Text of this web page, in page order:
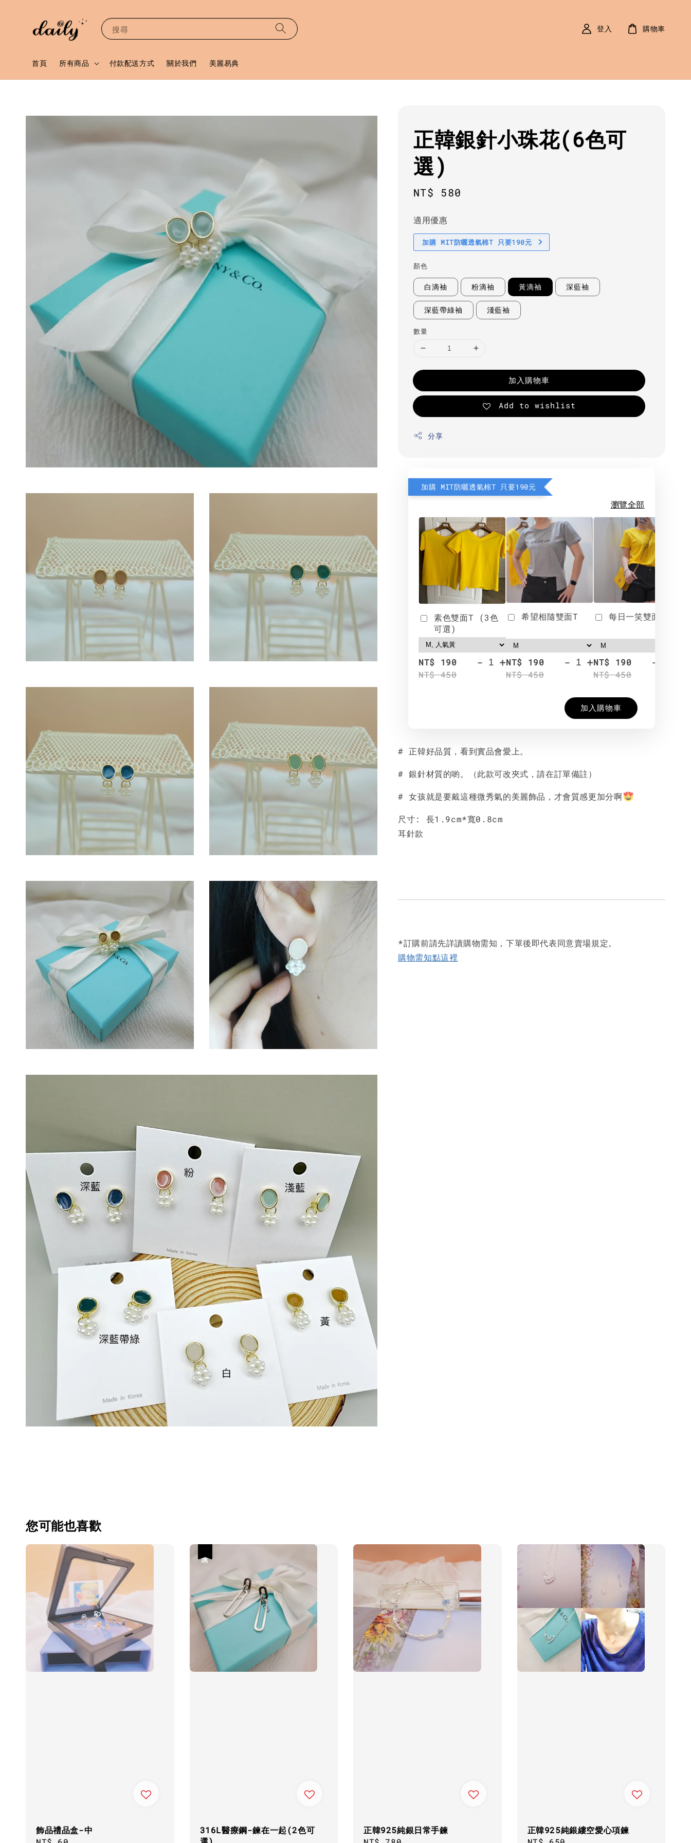
搜尋
首頁 所有商品 付款配送方式 關於我們 美麗易典
登入 購物車
正韓銀針小珠花(6色可
選)
Regular
NT$ 580
適用優惠
加購 MIT防曬透氣棉T 只要190元
顏色
白滴袖 粉滴袖 黃滴袖 深藍袖
深藍帶綠袖 淺藍袖
數量
加入購物車
Add to wishlist
分享
加購 MIT防曬透氣棉T 只要190元
瀏覽全部
素色雙面T (3色
可選)
NT$ 190
NT$ 450
- +
希望相隨雙面T
NT$ 190
NT$ 450
- +
每日一笑雙面T
NT$ 190
NT$ 450
-
加入購物車
# 正韓好品質，看到實品會愛上。
# 銀針材質的喲。（此款可改夾式，請在訂單備註）
# 女孩就是要戴這種微秀氣的美麗飾品，才會質感更加分啊
尺寸: 長1.9cm*寬0.8cm
耳針款
*訂購前請先詳讀購物需知，下單後即代表同意賣場規定。
購物需知點這裡
您可能也喜歡
飾品禮品盒-中
316L醫療鋼-鍊在一起(2色可
正韓925純銀日常手鍊
正韓925純銀縷空愛心項鍊